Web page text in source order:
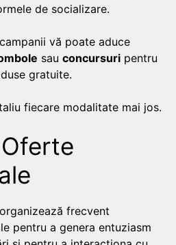
de socializare.
vă poate aduce
sau concursuri pentru
gratuite.
fiecare modalitate mai jos.
frecvent
pentru a genera entuziasm